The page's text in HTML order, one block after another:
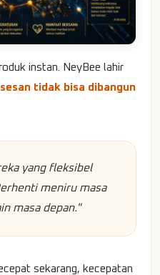
instan. NeyBee lahir
tidak bisa dibangun
yang fleksibel
meniru masa
masa depan."
sekarang, kecepatan